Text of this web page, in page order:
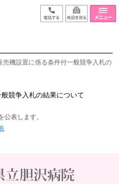
売機設置に係る条件付一般競争入札の
競争入札の結果について
公表します。